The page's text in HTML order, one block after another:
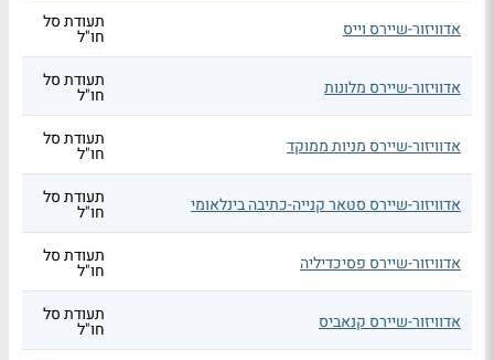
אדוויזור-שיירס וייס תעודת סל
חו"ל
אדוויזור-שיירס מלונות תעודת סל
חו"ל
אדוויזור-שיירס מניות ממוקד תעודת סל
חו"ל
אדוויזור-שיירס סטאר קנייה-כתיבה בינלאומי תעודת סל
חו"ל
אדוויזור-שיירס פסיכדיליה תעודת סל
חו"ל
אדוויזור-שיירס קנאביס תעודת סל
חו"ל